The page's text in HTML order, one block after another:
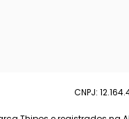
CNPJ: